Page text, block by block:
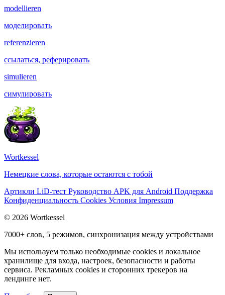
modellieren
моделировать
referenzieren
ссылаться, реферировать
simulieren
симулировать
Wortkessel
Немецкие слова, которые остаются с тобой
Артикли LiD-тест Руководство APK для Android Поддержка
Конфиденциальность Cookies Условия Impressum
© 2026 Wortkessel
7000+ слов, 5 режимов, синхронизация между устройствами
Мы используем только необходимые cookies и локальное
хранилище для входа, настроек, безопасности и работы
сервиса. Рекламных cookies и сторонних трекеров на
лендинге нет.